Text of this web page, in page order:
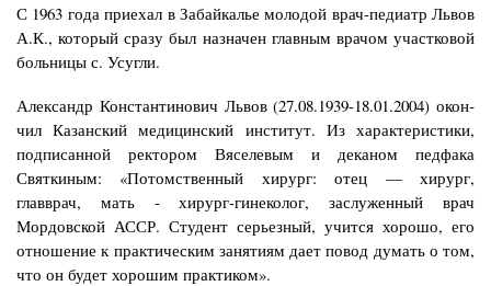
С 1963 года приехал в Забайкалье молодой врач-педиатр Львов
А.К., который сразу был назначен главным врачом участковой
больницы с. Усугли.
Александр Константинович Львов (27.08.1939-18.01.2004) окон­
чил Казанский медицинский институт. Из характеристики,
под­писанной ректором Вяселевым и деканом педфака
Святкиным: «Потомственный хирург: отец — хирург,
главврач, мать - хирург-гинеколог, заслуженный врач
Мордовской АССР. Студент серьез­ный, учится хорошо, его
отношение к практическим занятиям дает повод думать о том,
что он будет хорошим практиком».